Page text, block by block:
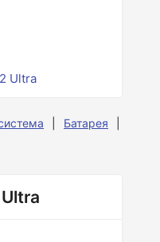
Ultra
Батарея